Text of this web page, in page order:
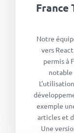
France
Notre
vers
permis à
notable
exemple
articles et
Une